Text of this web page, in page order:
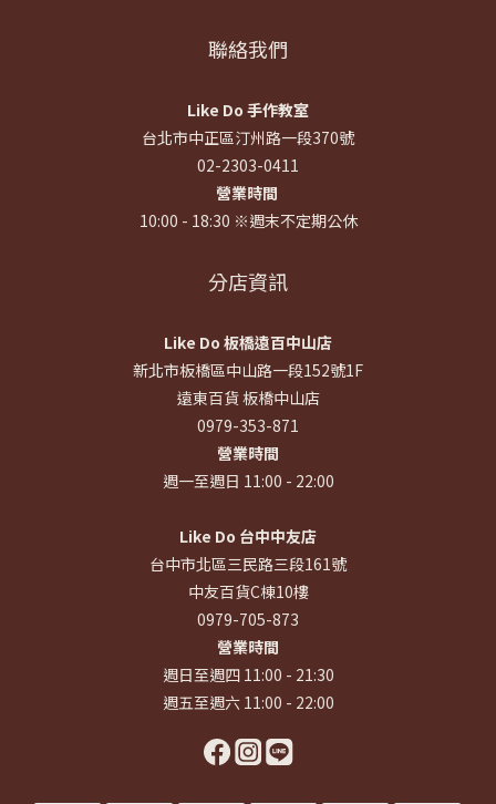
聯絡我們
Like Do 手作教室
台北市中正區汀州路一段370號
02-2303-0411
營業時間
10:00 - 18:30 ※週末不定期公休
分店資訊
Like Do 板橋遠百中山店
新北市板橋區中山路一段152號1F
遠東百貨 板橋中山店
0979-353-871
營業時間
週一至週日 11:00 - 22:00
Like Do 台中中友店
台中市北區三民路三段161號
中友百貨C棟10樓
0979-705-873
營業時間
週日至週四 11:00 - 21:30
週五至週六 11:00 - 22:00